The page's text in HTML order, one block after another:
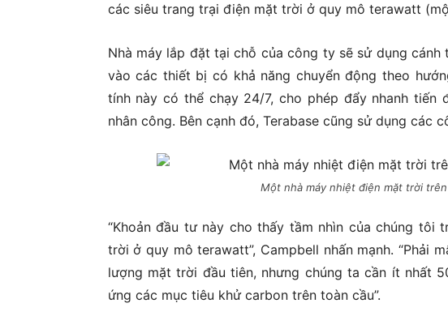
các siêu trang trại điện mặt trời ở quy mô terawatt
Nhà máy lắp đặt tại chỗ của công ty sẽ sử dụng
vào các thiết bị có khả năng chuyển động theo
tính này có thể chạy 24/7, cho phép đẩy nhanh
nhân công. Bên cạnh đó, Terabase cũng sử dụng các
Một nhà máy nhiệt điện mặt trời
“Khoản đầu tư này cho thấy tầm nhìn của chúng tôi
trời ở quy mô terawatt”, Campbell nhấn mạnh. “Phải
lượng mặt trời đầu tiên, nhưng chúng ta cần ít nhất
ứng các mục tiêu khử carbon trên toàn cầu”.